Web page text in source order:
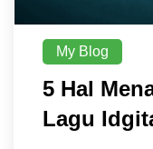
My Blog
5 Hal
Lagu